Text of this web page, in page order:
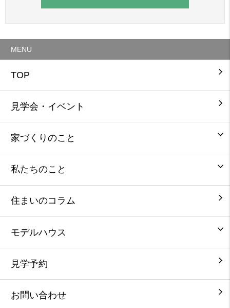
MENU
TOP
見学会・イベント
家づくりのこと
私たちのこと
住まいのコラム
モデルハウス
見学予約
お問い合わせ